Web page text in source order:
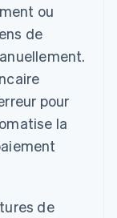
ou
de
pour
la
de